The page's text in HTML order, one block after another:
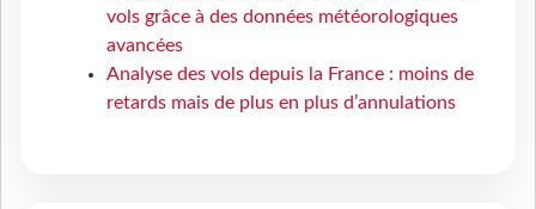
vols grâce à des données météorologiques
avancées
Analyse des vols depuis la France : moins de
retards mais de plus en plus d’annulations